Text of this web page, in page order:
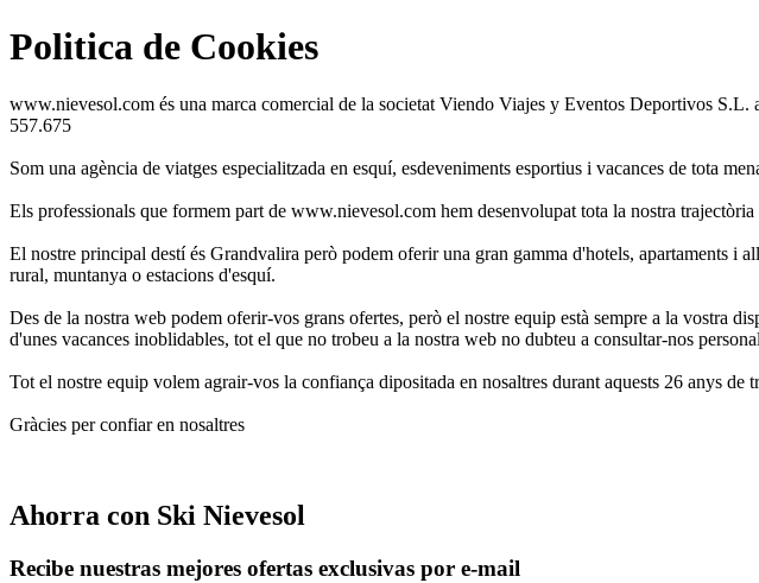
Politica de Cookies
www.nievesol.com és una marca comercial de la societat Viendo Viajes y Eventos Deportivos S.L.
557.675
Som una agència de viatges especialitzada en esquí, esdeveniments esportius i vacances de tota
Els professionals que formem part de www.nievesol.com hem desenvolupat tota la nostra
El nostre principal destí és Grandvalira però podem oferir una gran gamma d'hotels, apartaments i
rural, muntanya o estacions d'esquí.
Des de la nostra web podem oferir-vos grans ofertes, però el nostre equip està sempre a la vostra
d'unes vacances inoblidables, tot el que no trobeu a la nostra web no dubteu a consultar-nos
Tot el nostre equip volem agrair-vos la confiança dipositada en nosaltres durant aquests 26 anys de
Gràcies per confiar en nosaltres
Ahorra con Ski Nievesol
Recibe nuestras mejores ofertas exclusivas por e-mail